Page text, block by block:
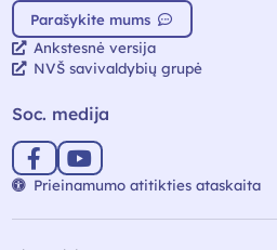
Parašykite mums
Ankstesnė versija
NVŠ savivaldybių grupė
Soc. medija
Prieinamumo atitikties ataskaita